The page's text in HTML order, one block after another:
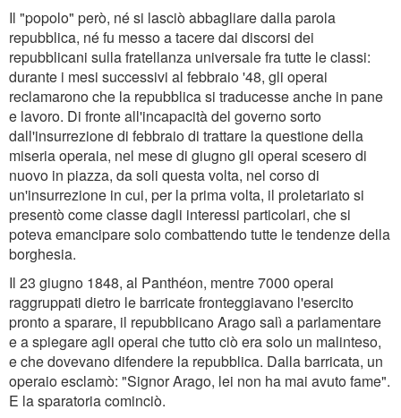
Il "popolo" però, né si lasciò abbagliare dalla parola
repubblica, né fu messo a tacere dai discorsi dei
repubblicani sulla fratellanza universale fra tutte le classi:
durante i mesi successivi al febbraio '48, gli operai
reclamarono che la repubblica si traducesse anche in pane
e lavoro. Di fronte all'incapacità del governo sorto
dall'insurrezione di febbraio di trattare la questione della
miseria operaia, nel mese di giugno gli operai scesero di
nuovo in piazza, da soli questa volta, nel corso di
un'insurrezione in cui, per la prima volta, il proletariato si
presentò come classe dagli interessi particolari, che si
poteva emancipare solo combattendo tutte le tendenze della
borghesia.
Il 23 giugno 1848, al Panthéon, mentre 7000 operai
raggruppati dietro le barricate fronteggiavano l'esercito
pronto a sparare, il repubblicano Arago salì a parlamentare
e a spiegare agli operai che tutto ciò era solo un malinteso,
e che dovevano difendere la repubblica. Dalla barricata, un
operaio esclamò: "Signor Arago, lei non ha mai avuto fame".
E la sparatoria cominciò.